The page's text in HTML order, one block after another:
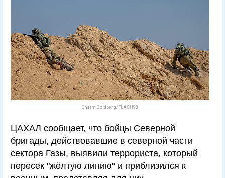
Chaim Goldberg/FLASH90
ЦАХАЛ сообщает, что бойцы Северной
бригады, действовавшие в северной части
сектора Газы, выявили террориста, который
пересек "жёлтую линию" и приблизился к